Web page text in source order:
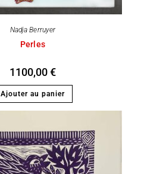
Nadja Berruyer
Perles
1100,00€
Ajouter au panier